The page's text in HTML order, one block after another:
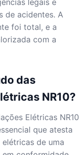
legais e
de acidentes. A
foi total, e a
com a
das
NR10?
Elétricas NR10
que atesta
de uma